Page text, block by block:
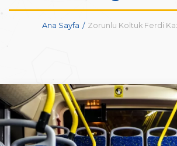
Ana Sayfa Zorunlu Koltuk Ferdi